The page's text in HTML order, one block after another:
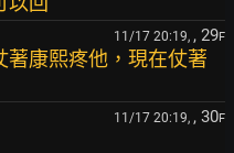
11/17 20:19, , 29F
著康熙疼他，現在仗著
11/17 20:19, , 30F